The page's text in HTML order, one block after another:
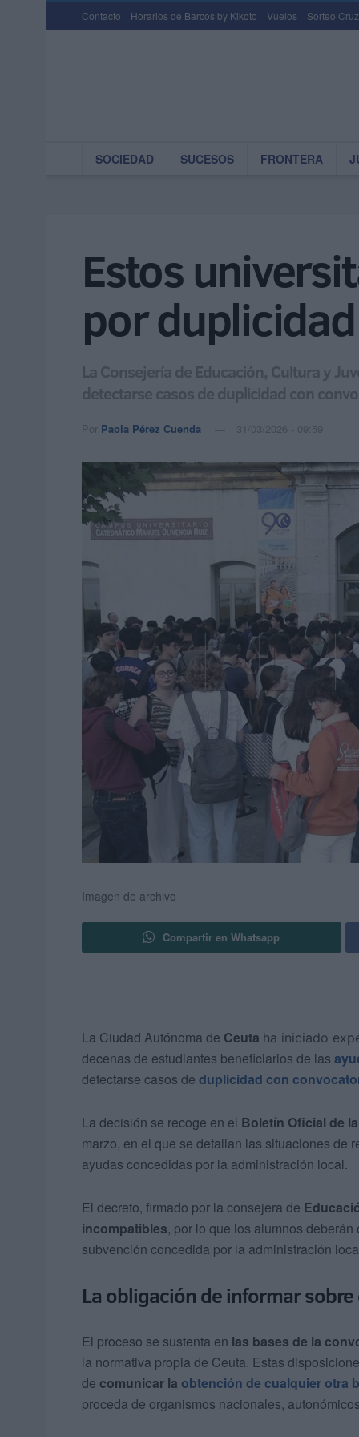
Contacto Horarios de Barcos by Kikoto Vuelos Sorteo
SOCIEDAD SUCESOS FRONTERA
Estos
por duplicidad
La Consejería de Educación, Cultura y
detectarse casos de duplicidad con
Por Paola Pérez Cuenda 31/03/2026 - 09:59
Imagen de archivo
Compartir en Whatsapp
La Ciudad Autónoma de Ceuta ha iniciado
decenas de estudiantes beneficiarios de las
detectarse casos de duplicidad con
La decisión se recoge en el Boletín Oficial de
marzo, en el que se detallan las situaciones de
ayudas concedidas por la administración local.
El decreto, firmado por la consejera de
incompatibles, por lo que los alumnos
subvención concedida por la administración
La obligación de informar
El proceso se sustenta en las bases de la
la normativa propia de Ceuta. Estas
de comunicar la obtención de cualquier otra
proceda de organismos nacionales,